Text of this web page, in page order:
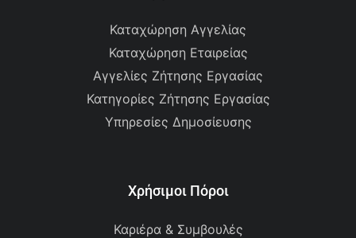
Καταχώρηση Αγγελίας
Καταχώρηση Εταιρείας
Αγγελίες Ζήτησης Εργασίας
Κατηγορίες Ζήτησης Εργασίας
Υπηρεσίες Δημοσίευσης
Χρήσιμοι Πόροι
Καριέρα & Συμβουλές